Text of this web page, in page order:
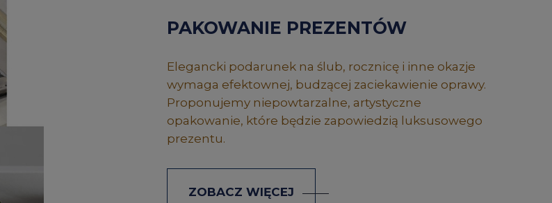
PAKOWANIE PREZENTÓW
Elegancki podarunek na ślub, rocznicę i inne okazje
wymaga efektownej, budzącej zaciekawienie oprawy.
Proponujemy niepowtarzalne, artystyczne
opakowanie, które będzie zapowiedzią luksusowego
prezentu.
ZOBACZ WIĘCEJ